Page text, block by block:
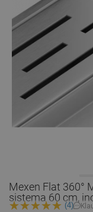
Mexen Flat 360°
sistema 60 cm,
(4)